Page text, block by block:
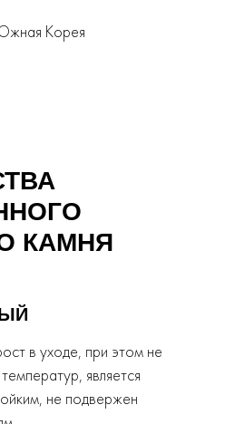
Корея
КАМНЯ
в уходе, при этом не
является
не подвержен